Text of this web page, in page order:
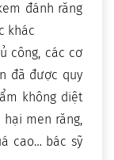
đánh răng
khác
công, các cơ
đã được quy
không diệt
men răng,
cao… bác sỹ